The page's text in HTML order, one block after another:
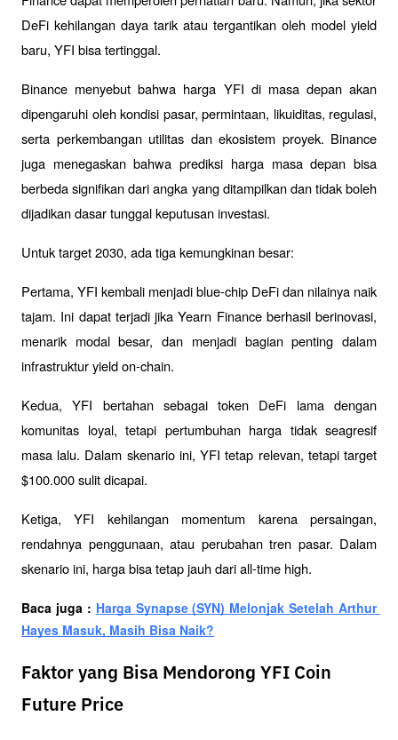
DeFi kehilangan daya tarik atau tergantikan oleh model yield
baru, YFI bisa tertinggal.
Binance menyebut bahwa harga YFI di masa depan akan
dipengaruhi oleh kondisi pasar, permintaan, likuiditas, regulasi,
serta perkembangan utilitas dan ekosistem proyek. Binance
juga menegaskan bahwa prediksi harga masa depan bisa
berbeda signifikan dari angka yang ditampilkan dan tidak boleh
dijadikan dasar tunggal keputusan investasi.
Untuk target 2030, ada tiga kemungkinan besar:
Pertama, YFI kembali menjadi blue-chip DeFi dan nilainya naik
tajam. Ini dapat terjadi jika Yearn Finance berhasil berinovasi,
menarik modal besar, dan menjadi bagian penting dalam
infrastruktur yield on-chain.
Kedua, YFI bertahan sebagai token DeFi lama dengan
komunitas loyal, tetapi pertumbuhan harga tidak seagresif
masa lalu. Dalam skenario ini, YFI tetap relevan, tetapi target
$100.000 sulit dicapai.
Ketiga, YFI kehilangan momentum karena persaingan,
rendahnya penggunaan, atau perubahan tren pasar. Dalam
skenario ini, harga bisa tetap jauh dari all-time high.
Baca juga : Harga Synapse (SYN) Melonjak Setelah Arthur
Hayes Masuk, Masih Bisa Naik?
Faktor yang Bisa Mendorong YFI Coin
Future Price